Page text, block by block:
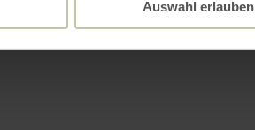
Auswahl erlauben